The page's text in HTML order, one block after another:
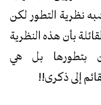
نظرية التطور لكن
بأن هذه النظرية
بتطورها بل هي
إلى ذكرى!!